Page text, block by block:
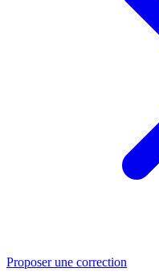
Proposer une correction